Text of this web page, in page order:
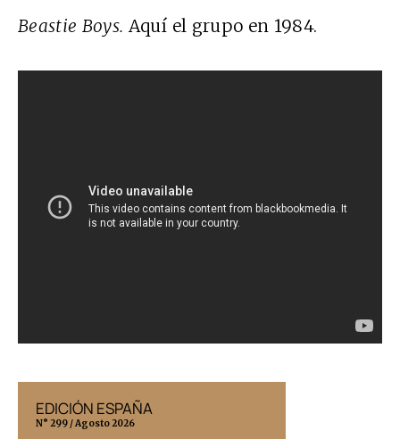
Beastie Boys. Aquí el grupo en 1984.
EDICIÓN ESPAÑA
N° 299 / Agosto 2026